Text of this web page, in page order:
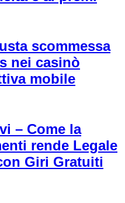
scommessa
nei casinò
mobile
– Come la
rende Legale
Giri Gratuiti